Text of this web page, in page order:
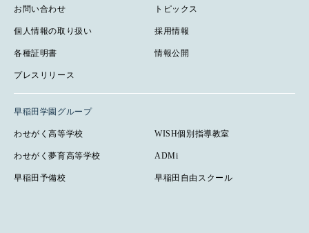
お問い合わせ トピックス
個人情報の取り扱い 採用情報
各種証明書 情報公開
プレスリリース
早稲田学園グループ
わせがく高等学校 WISH個別指導教室
わせがく夢育高等学校 ADMi
早稲田予備校 早稲田自由スクール